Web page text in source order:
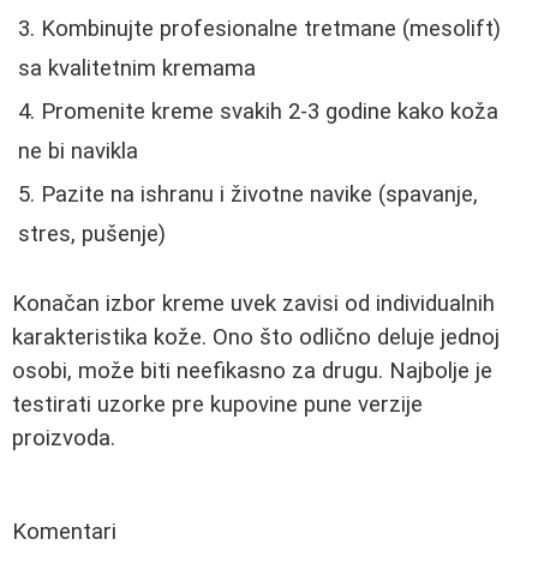
Kombinujte profesionalne tretmane (mesolift)
sa kvalitetnim kremama
Promenite kreme svakih 2-3 godine kako koža
ne bi navikla
Pazite na ishranu i životne navike (spavanje,
stres, pušenje)
Konačan izbor kreme uvek zavisi od individualnih
karakteristika kože. Ono što odlično deluje jednoj
osobi, može biti neefikasno za drugu. Najbolje je
testirati uzorke pre kupovine pune verzije
proizvoda.
Komentari